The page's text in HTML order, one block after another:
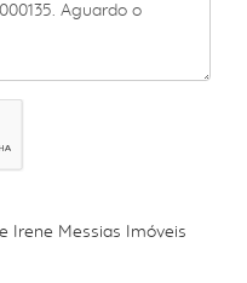
Irene Messias Imóveis